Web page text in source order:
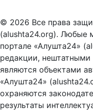
© 2026 Все права
(alushta24.org). Любые
портале «Алушта24»
редакции,
являются объектами
«Алушта24»
охраняются
результаты